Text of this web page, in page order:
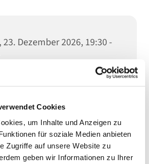
Cookies
um Inhalte und Anzeigen zu
für soziale Medien anbieten
Zugriffe auf unsere Website zu
geben wir Informationen zu Ihrer
Dezember 2026, 19:30 -
(1/2), Kaiserstraße 5,